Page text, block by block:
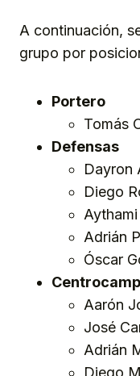
A continuación,
grupo por
Portero
Tomás
Defensas
Dayron
Diego
Adrián
Óscar
Aarón
José
Adrián
Diego